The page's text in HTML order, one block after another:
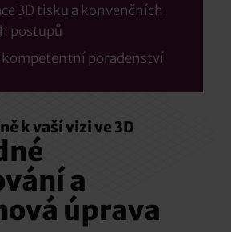
3D tisku a konvenčních
postupů
kompetentní poradenství
k vaší vizi ve 3D
a
úprava